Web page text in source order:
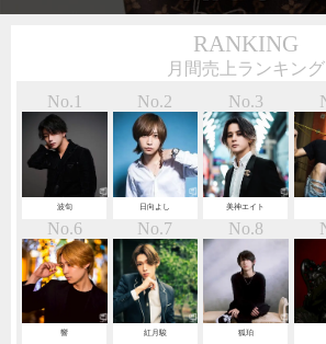
RANKING
月間売上ランキング
No.1
波旬
No.2
日向よし
No.3
美神エイト
No.6
響
No.7
紅月駿
No.8
狐珀